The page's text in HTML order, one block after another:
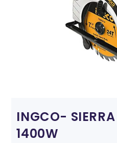
INGCO-
1400W